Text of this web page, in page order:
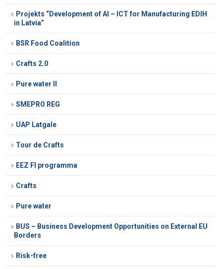
Projekts “Development of AI – ICT for Manufacturing EDIH
in Latvia”
BSR Food Coalition
Crafts 2.0
Pure water II
SMEPRO REG
UAP Latgale
Tour de Crafts
EEZ FI programma
Crafts
Pure water
BUS – Business Development Opportunities on External EU
Borders
Risk-free